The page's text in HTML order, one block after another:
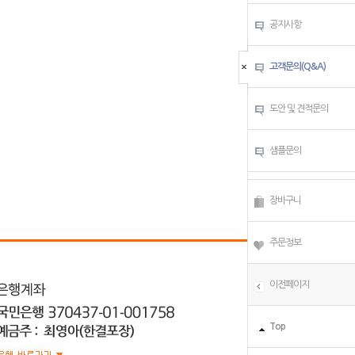
공지사항
고객문의(Q&A)
도안 및 견적문의
샘플문의
장바구니
주문정보
이전페이지
Top